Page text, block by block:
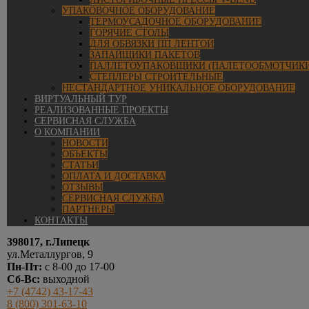
УПАКОВОЧНОЕ ОБОРУДОВАНИЕ
ТЕРМОУСАДОЧНОЕ ОБОРУДОВАНИЕ
ГОРЯЧИЕ СТОЛЫ
ДЛЯ ОБВЯЗКИ ПП ЛЕНТОЙ
ЗАПАЙЩИКИ ПАКЕТОВ
ПАЛЛЕТОУПАКОВЩИКИ
СТЕПЛЕРЫ СТРОИТЕЛЬНЫЕ
НЕСТАНДАРТНОЕ УНИКАЛЬНОЕ ОБОРУДОВАНИЕ
ВИРТУАЛЬНЫЙ ТУР
РЕАЛИЗОВАННЫЕ ПРОЕКТЫ
СЕРВИСНАЯ СЛУЖБА
О КОМПАНИИ
НОВОСТИ
ОБЪЕКТЫ
СТАТЬИ
ОПЛАТА И ДОСТАВКА
ОТЗЫВЫ
СЕРВИСНАЯ СЛУЖБА
ПАРТНЕРЫ
КОНТАКТЫ
398017, г.Липецк
ул.Металлургов, 9
Пн-Пт: с 8-00 до 17-00
Сб-Вс: выходной
+7 (4742) 43-17-43
8 (800) 301-63-10